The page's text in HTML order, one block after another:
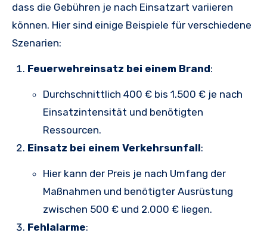
dass die Gebühren je nach Einsatzart variieren
können. Hier sind einige Beispiele für verschiedene
Szenarien:
Feuerwehreinsatz bei einem Brand:
Durchschnittlich 400 € bis 1.500 € je nach
Einsatzintensität und benötigten
Ressourcen.
Einsatz bei einem Verkehrsunfall:
Hier kann der Preis je nach Umfang der
Maßnahmen und benötigter Ausrüstung
zwischen 500 € und 2.000 € liegen.
Fehlalarme: